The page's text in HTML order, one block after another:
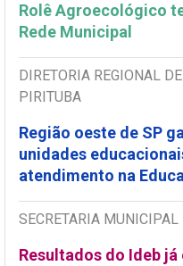
Rolê Agroecológico
Rede Municipal
DIRETORIA REGIONAL
PIRITUBA
Região oeste de SP
unidades
atendimento na
SECRETARIA MUNICIPAL
Resultados do Ideb